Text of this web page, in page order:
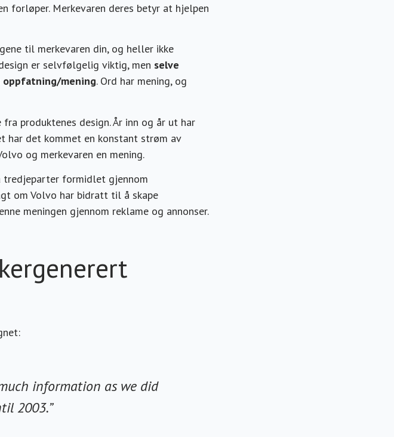
forløper. Merkevaren deres betyr at hjelpen
til merkevaren din, og heller ikke
er selvfølgelig viktig, men selve
oppfatning/mening. Ord har mening, og
produktenes design. År inn og år ut har
det kommet en konstant strøm av
og merkevaren en mening.
tredjeparter formidlet gjennom
om Volvo har bidratt til å skape
meningen gjennom reklame og annonser.
information as we did
2003.”